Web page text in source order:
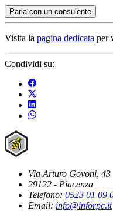
Parla con un consulente
Visita la pagina dedicata per
Condividi su:
Via Arturo Govoni, 43
29122 - Piacenza
Telefono: 0523 01 09
Email: info@inforpc.it